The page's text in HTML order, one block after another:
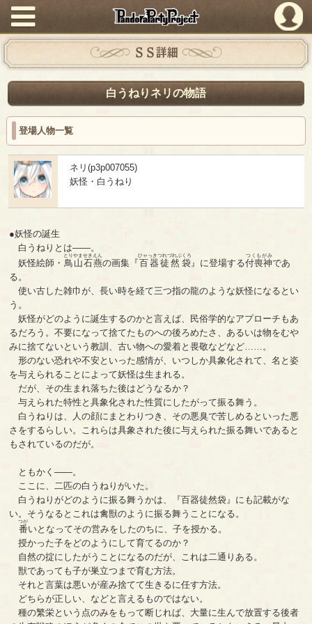
PandoraPartyProject
ＳＳ詳細
白うねりネリの物語
登場人物一覧
ネリ(p3p007055)
妖怪・白うねり
●妖怪の誕生
白うねりとは――。
妖怪絵師・ 鳥山石燕
とりやませきえん
の画集『百器徒然袋
ひゃっきつれづれぶくろ
』に登場する付喪神
つくもがみ
であ
る。
使い古した雑巾が、長い時を経て三つ指の龍のような妖怪になるとい
う。
妖怪がどのように誕生するのかと言えば、民俗学的なアプローチもあ
るだろう。不要になって捨てたものへの後ろめたさ、あるいは物をむや
みに捨てないという教訓、古い物への愛着と畏敬などなど……。
形のない恐れや不安といった感情が、いつしか具象化されて、名と姿
を与えられることによって妖怪は生まれる。
だが、その生まれ落ちた後はどうなるか？
与えられた特性と具象化された性質にしたがって振る舞う。
白うねりは、人の顔にまとわりつき、その悪臭で苦しめるといった悪
さをするらしい。これらは具象された後に与えられた振る舞いであると
もされているのだが。
ともかく――。
ここに、二匹の白うねりがいた。
白うねりがどのように振る舞うかは、『百器徒然袋』にも記載がな
い。そうなるとこれは禽獣のように振る舞うことになる。
番
つが
いとなってその営みをしたのちに、子を授かる。
授かった子をどのようにして育てるのか？
自然の掟にしたがうことになるのだが、これは二通りある。
獣であっても子が巣立つまで育む方法。
それと言葉は悪いが産み捨てて生きるに任す方法。
どちらが正しい、などと言えるものではない。
種の繁栄という点のみをもって断じれば、大量に生んで放置する後者